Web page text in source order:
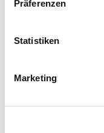
Präferenzen
Statistiken
Marketing
Electrical